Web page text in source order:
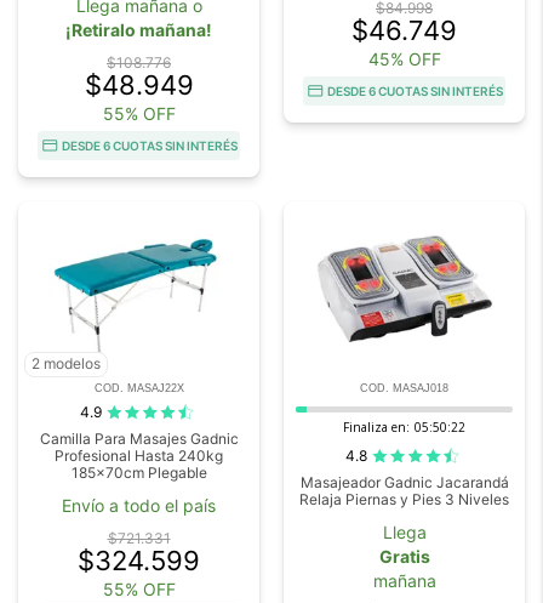
Llega mañana o
¡Retiralo mañana!
$108.776
$48.949
55% OFF
DESDE 6 CUOTAS SIN INTERÉS
$84.998
$46.749
45% OFF
DESDE 6 CUOTAS SIN INTERÉS
2 modelos
COD. MASAJ22X
4.9
Camilla Para Masajes Gadnic
Profesional Hasta 240kg
185x70cm Plegable
Envío a todo el país
$721.331
$324.599
55% OFF
COD. MASAJ018
Finaliza en: 05:50:20
4.8
Masajeador Gadnic Jacarandá
Relaja Piernas y Pies 3 Niveles
Llega
Gratis
mañana